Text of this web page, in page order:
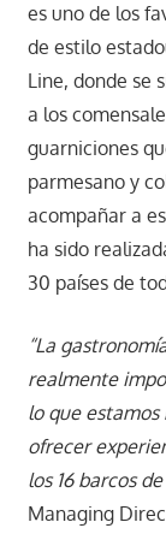
es uno de los
de estilo
Line, donde se
a los
guarniciones
parmesano y
acompañar a
ha sido
30 países de
“La
realmente
lo que
ofrecer
los 16 barcos
Managing